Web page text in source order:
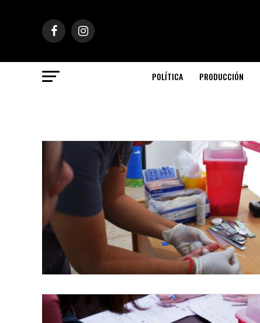
POLÍTICA PRODUCCIÓN